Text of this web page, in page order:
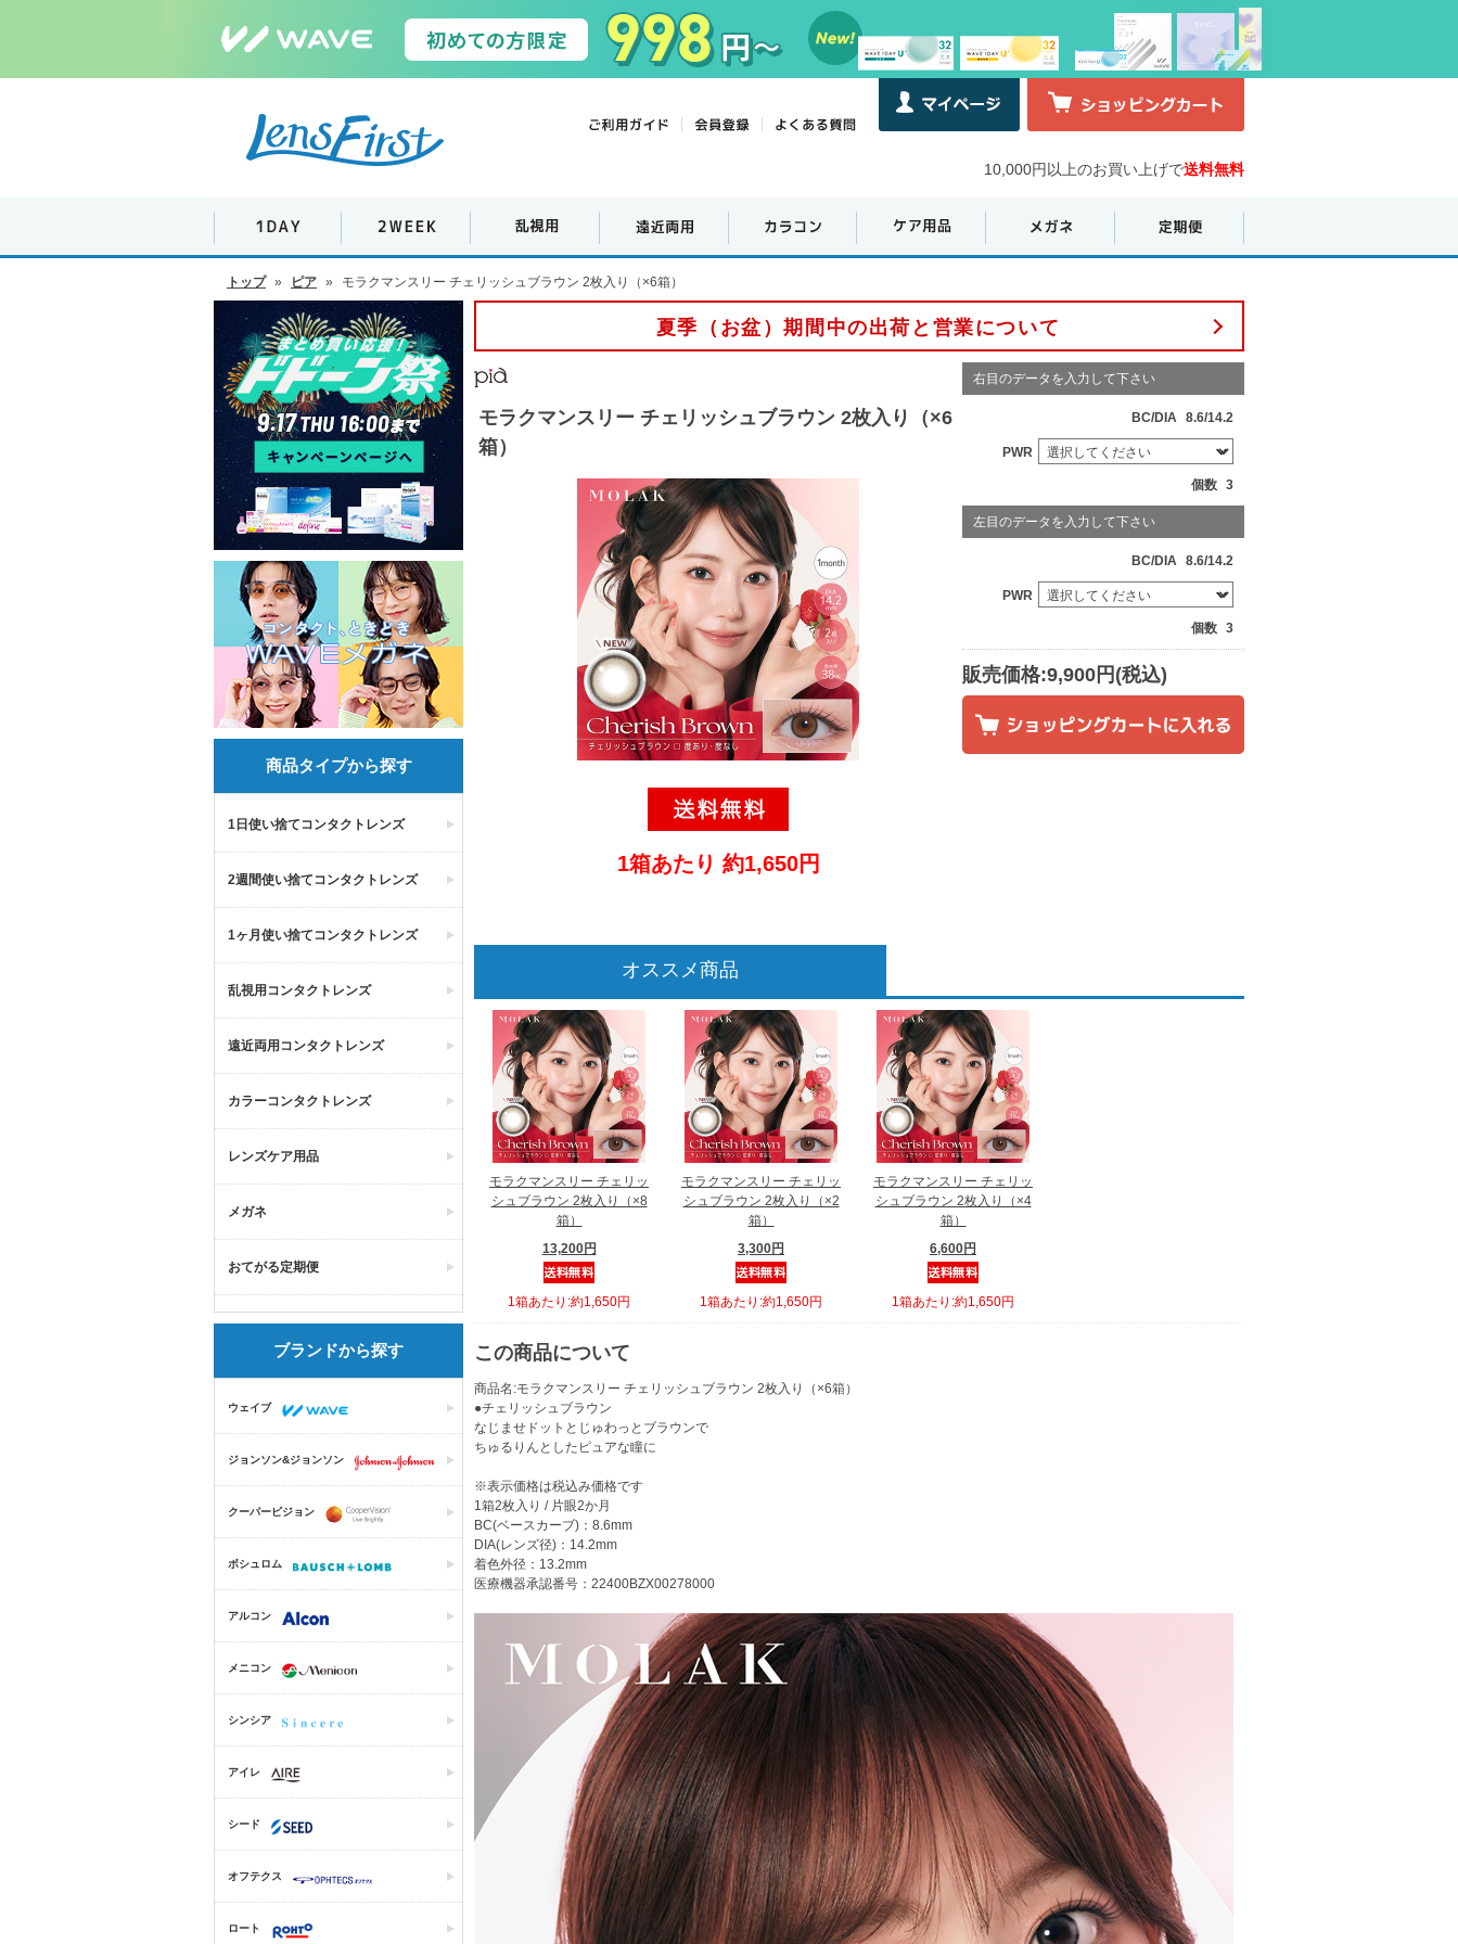
10,000円以上のお買い上げで送料無料
トップ » ピア » モラクマンスリー チェリッシュブラウン 2枚入り（×6箱）
商品タイプから探す
1日使い捨てコンタクトレンズ
2週間使い捨てコンタクトレンズ
1ヶ月使い捨てコンタクトレンズ
乱視用コンタクトレンズ
遠近両用コンタクトレンズ
カラーコンタクトレンズ
レンズケア用品
メガネ
おてがる定期便
ブランドから探す
ウェイブ
ジョンソン&ジョンソン
クーパービジョン
ボシュロム
アルコン
メニコン
シンシア
アイレ
シード
オフテクス
ロート
夏季（お盆）期間中の出荷と営業について
モラクマンスリー チェリッシュブラウン 2枚入り（×6
箱）
1箱あたり 約1,650円
右目のデータを入力して下さい
BC/DIA 8.6/14.2
PWR
個数 3
左目のデータを入力して下さい
BC/DIA 8.6/14.2
PWR
個数 3
販売価格:9,900円(税込)
オススメ商品
モラクマンスリー チェリッ
シュブラウン 2枚入り（×8
箱）
13,200円
1箱あたり:約1,650円
モラクマンスリー チェリッ
シュブラウン 2枚入り（×2
箱）
3,300円
1箱あたり:約1,650円
モラクマンスリー チェリッ
シュブラウン 2枚入り（×4
箱）
6,600円
1箱あたり:約1,650円
この商品について
商品名:モラクマンスリー チェリッシュブラウン 2枚入り（×6箱）
●チェリッシュブラウン
なじませドットとじゅわっとブラウンで
ちゅるりんとしたピュアな瞳に
※表示価格は税込み価格です
1箱2枚入り / 片眼2か月
BC(ベースカーブ)：8.6mm
DIA(レンズ径)：14.2mm
着色外径：13.2mm
医療機器承認番号：22400BZX00278000